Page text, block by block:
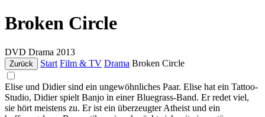
Broken Circle
DVD Drama 2013
Zurück Start Film & TV Drama Broken Circle
Elise und Didier sind ein ungewöhnliches Paar. Elise hat ein Tattoo-
Studio, Didier spielt Banjo in einer Bluegrass-Band. Er redet viel,
sie hört meistens zu. Er ist ein überzeugter Atheist und ein